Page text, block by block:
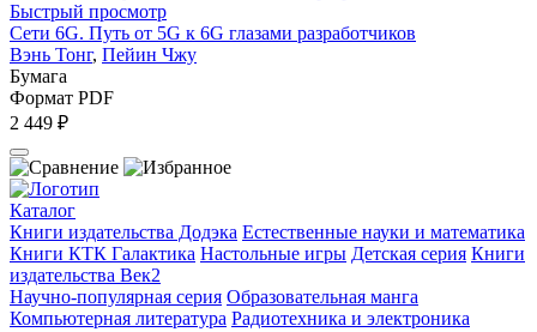
Быстрый просмотр
Сети 6G. Путь от 5G к 6G глазами разработчиков
Вэнь Тонг, Пейин Чжу
Бумага
Формат PDF
2 449 ₽
Каталог
Книги издательства Додэка Естественные науки и математика
Книги КТК Галактика Настольные игры Детская серия Книги
издательства Век2
Научно-популярная серия Образовательная манга
Компьютерная литература Радиотехника и электроника